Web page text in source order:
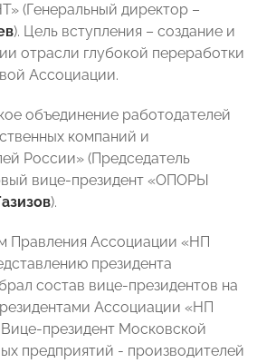
(Генеральный директор –
). Цель вступления – создание и
отрасли глубокой переработки
Ассоциации.
объединение работодателей
компаний и
России» (Председатель
вице-президент «ОПОРЫ
).
Правления Ассоциации «НП
президента
состав вице-президентов на
Ассоциации «НП
президент Московской
предприятий - производителей